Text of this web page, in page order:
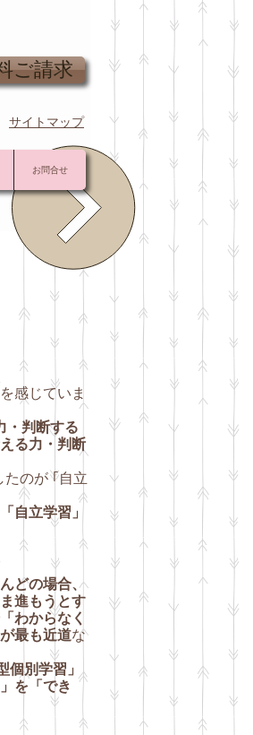
請求
サイトマップ
お問合せ
感じていま
・判断する
る力・判断
のが ｢自立
自立学習」
どの場合、
進もうとす
「わからなく
最も近道な
別学習」
を「でき